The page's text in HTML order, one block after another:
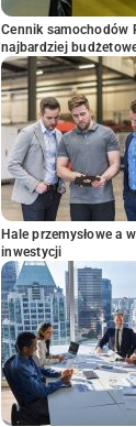
Cennik samochodów
najbardziej
Hale przemysłowe a
inwestycji